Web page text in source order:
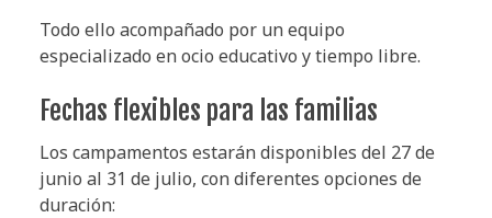
Todo ello acompañado por un equipo
especializado en ocio educativo y tiempo libre.
Fechas flexibles para las familias
Los campamentos estarán disponibles del 27 de
junio al 31 de julio, con diferentes opciones de
duración: